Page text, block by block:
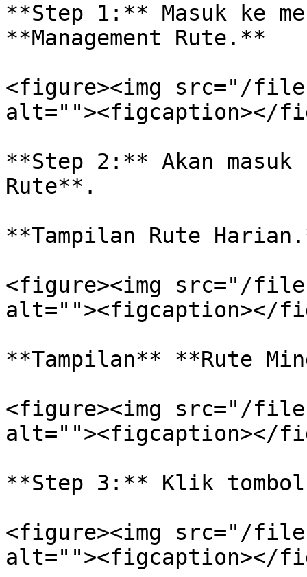
**Step 1:** Masuk ke
**Management Rute.**
<figure><img src="/
alt=""><figcaption></
**Step 2:** Akan masuk
Rute**.
**Tampilan Rute
<figure><img src="/files/
alt=""><figcaption></
**Tampilan** **Rute
<figure><img src="/files/
alt=""><figcaption></
**Step 3:** Klik tombol
<figure><img src="/files/
alt=""><figcaption></